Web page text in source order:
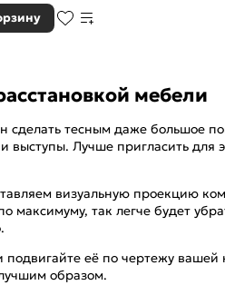
мебели
тесным даже большое
Лучше пригласить для
визуальную проекцию
максимуму, так легче будет
её по чертежу
образом.